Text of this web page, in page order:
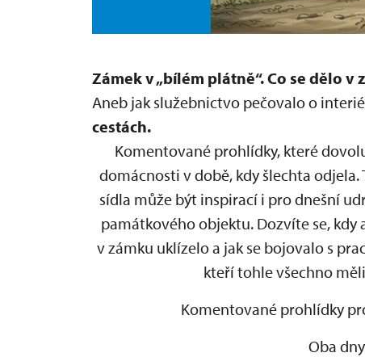
Zámek v „bílém plátně“.Co se dělo v
Aneb jak služebnictvo pečovalo o
cestách.
Komentované prohlídky, které
domácnosti v době, kdy šlechta
sídla může být inspirací i pro dnešní
památkového objektu. Dozvíte se,
v zámku uklízelo a jak se bojovalo s
kteří tohle všechno
Komentované prohlídky
Oba